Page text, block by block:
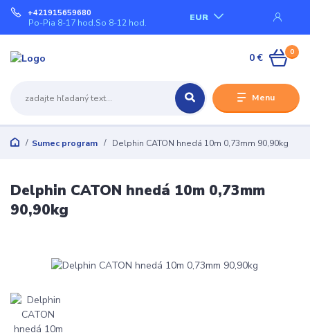
Menu
EUR
+421915659680
Po-Pia 8-17 hod.So 8-12 hod.
0
0 €
Sumec program Delphin CATON hnedá 10m 0,73mm 90,90kg
Delphin CATON hnedá 10m 0,73mm
90,90kg